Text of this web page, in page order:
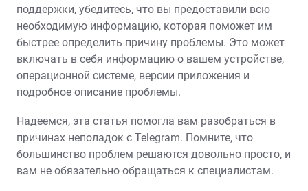
поддержки, убедитесь, что вы предоставили всю
необходимую информацию, которая поможет им
быстрее определить причину проблемы. Это может
включать в себя информацию о вашем устройстве,
операционной системе, версии приложения и
подробное описание проблемы.
Надеемся, эта статья помогла вам разобраться в
причинах неполадок с Telegram. Помните, что
большинство проблем решаются довольно просто, и
вам не обязательно обращаться к специалистам.